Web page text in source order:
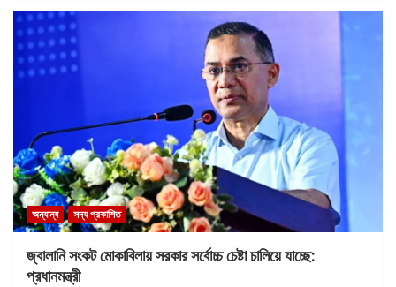
অন্যান্য সদ্য প্রকাশিত
জ্বালানি সংকট মোকাবিলায় সরকার সর্বোচ্চ চেষ্টা চালিয়ে যাচ্ছে:
প্রধানমন্ত্রী